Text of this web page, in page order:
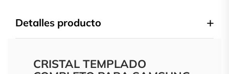
Detalles producto
CRISTAL TEMPLADO